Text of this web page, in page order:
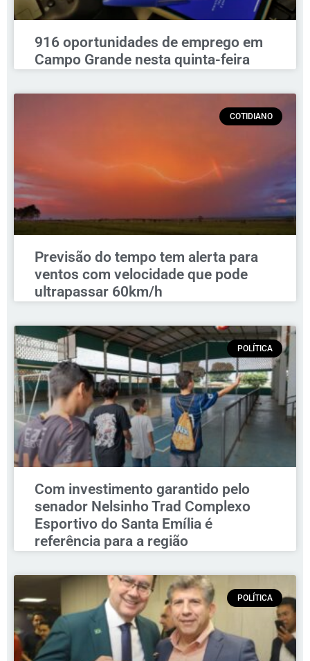
916 oportunidades de emprego em
Campo Grande nesta quinta-feira
COTIDIANO
Previsão do tempo tem alerta para
ventos com velocidade que pode
ultrapassar 60km/h
POLÍTICA
Com investimento garantido pelo
senador Nelsinho Trad Complexo
Esportivo do Santa Emília é
referência para a região
POLÍTICA